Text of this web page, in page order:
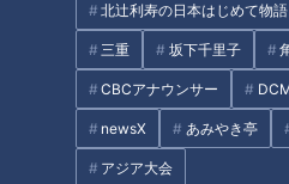
北辻利寿の日本はじめて物語
三重 坂下千里子
CBCアナウンサー
newsX あみやき亭
アジア大会
オススメ関連コンテンツ